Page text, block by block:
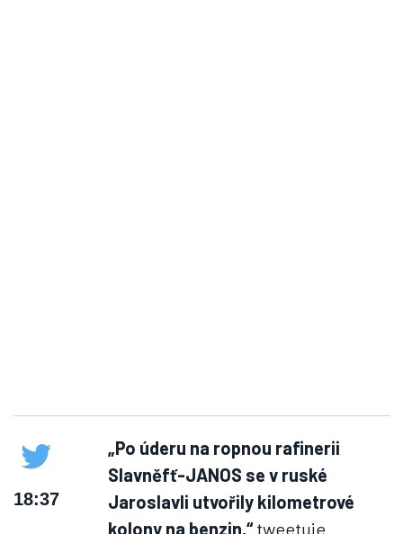
18:37
„Po úderu na ropnou rafinerii
Slavněfť-JANOS se v ruské
Jaroslavli utvořily kilometrové
kolony na benzin,“tweetuje